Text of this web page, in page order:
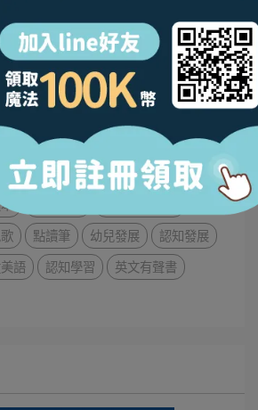
幼兒遊戲
兒童音樂
童唐詩 親子共讀 注音符號
兒歌
翻翻書 音樂繪本
有聲故事書
英文繪本
英文教材
九九乘法 幼兒英文
兒童學習
點讀筆 幼兒發展
認知發展
語 認知學習
英文有聲書